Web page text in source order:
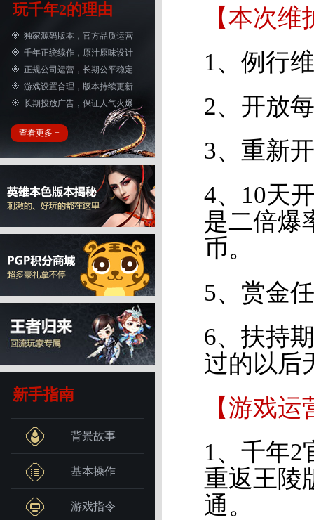
玩千年2的理由
独家源码版本，官方品质运营
千年正统续作，原汁原味设计
正规公司运营，长期公平稳定
游戏设置合理，版本持续更新
长期投放广告，保证人气火爆
查看更多 +
新手指南
背景故事
基本操作
游戏指令
【本次
1、例行
2、开放
3、重新
4、10天
是二倍爆
币。
5、赏金
6、扶持
过的以后
【游戏
1、千年2
重返王陵
通。